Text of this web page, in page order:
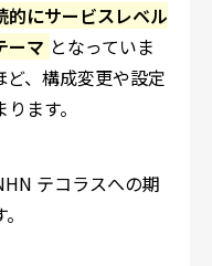
的にサービスレベル
ーマ となっていま
ど、構成変更や設定
ます。
テコラスへの期